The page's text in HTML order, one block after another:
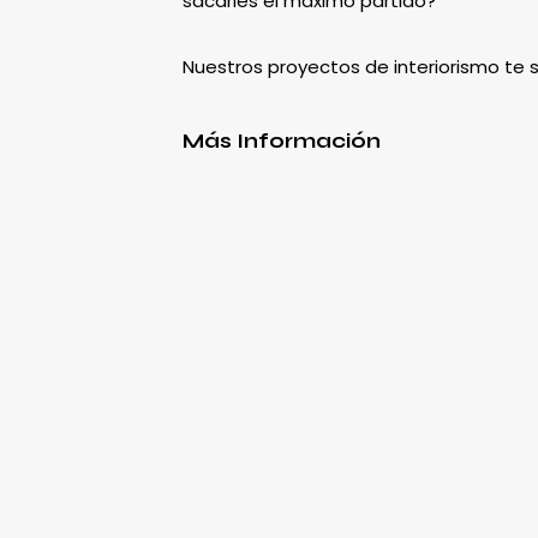
Nuestros proyectos de interiorismo te
Más Información